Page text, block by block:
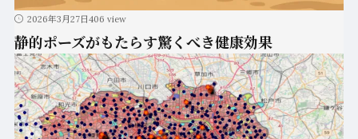
2026年3月27日406 view
静的ポーズがもたらす驚くべき健康効果